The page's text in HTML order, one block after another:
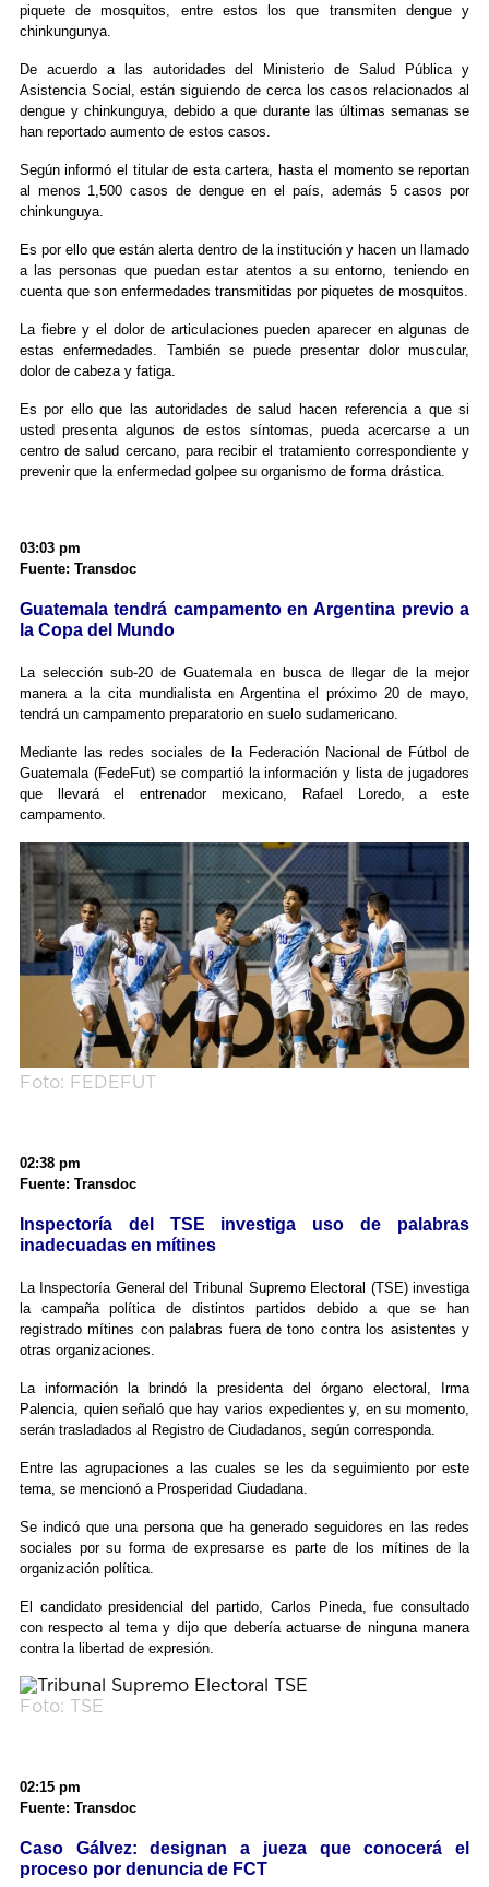
piquete de mosquitos, entre estos los que transmiten dengue y
chinkungunya.
De acuerdo a las autoridades del Ministerio de Salud Pública y
Asistencia Social, están siguiendo de cerca los casos relacionados al
dengue y chinkunguya, debido a que durante las últimas semanas se
han reportado aumento de estos casos.
Según informó el titular de esta cartera, hasta el momento se reportan
al menos 1,500 casos de dengue en el país, además 5 casos por
chinkunguya.
Es por ello que están alerta dentro de la institución y hacen un llamado
a las personas que puedan estar atentos a su entorno, teniendo en
cuenta que son enfermedades transmitidas por piquetes de mosquitos.
La fiebre y el dolor de articulaciones pueden aparecer en algunas de
estas enfermedades. También se puede presentar dolor muscular,
dolor de cabeza y fatiga.
Es por ello que las autoridades de salud hacen referencia a que si
usted presenta algunos de estos síntomas, pueda acercarse a un
centro de salud cercano, para recibir el tratamiento correspondiente y
prevenir que la enfermedad golpee su organismo de forma drástica.
03:03 pm
Fuente: Transdoc
Guatemala tendrá campamento en Argentina previo a
la Copa del Mundo
La selección sub-20 de Guatemala en busca de llegar de la mejor
manera a la cita mundialista en Argentina el próximo 20 de mayo,
tendrá un campamento preparatorio en suelo sudamericano.
Mediante las redes sociales de la Federación Nacional de Fútbol de
Guatemala (FedeFut) se compartió la información y lista de jugadores
que llevará el entrenador mexicano, Rafael Loredo, a este
campamento.
Foto: FEDEFUT
02:38 pm
Fuente: Transdoc
Inspectoría del TSE investiga uso de palabras
inadecuadas en mítines
La Inspectoría General del Tribunal Supremo Electoral (TSE) investiga
la campaña política de distintos partidos debido a que se han
registrado mítines con palabras fuera de tono contra los asistentes y
otras organizaciones.
La información la brindó la presidenta del órgano electoral, Irma
Palencia, quien señaló que hay varios expedientes y, en su momento,
serán trasladados al Registro de Ciudadanos, según corresponda.
Entre las agrupaciones a las cuales se les da seguimiento por este
tema, se mencionó a Prosperidad Ciudadana.
Se indicó que una persona que ha generado seguidores en las redes
sociales por su forma de expresarse es parte de los mítines de la
organización política.
El candidato presidencial del partido, Carlos Pineda, fue consultado
con respecto al tema y dijo que debería actuarse de ninguna manera
contra la libertad de expresión.
Foto: TSE
02:15 pm
Fuente: Transdoc
Caso Gálvez: designan a jueza que conocerá el
proceso por denuncia de FCT